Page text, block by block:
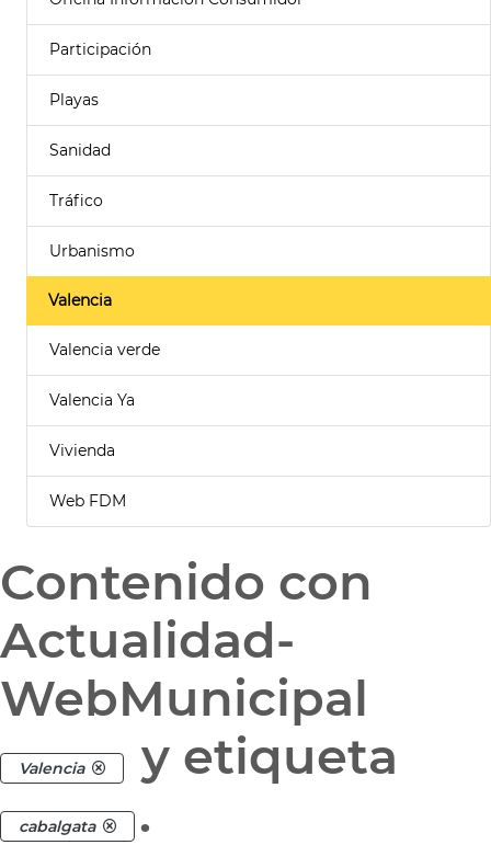
Participación
Playas
Sanidad
Tráfico
Urbanismo
Valencia
Valencia verde
Valencia Ya
Vivienda
Web FDM
Contenido con
Actualidad-
WebMunicipal
Valencia y etiqueta
cabalgata .